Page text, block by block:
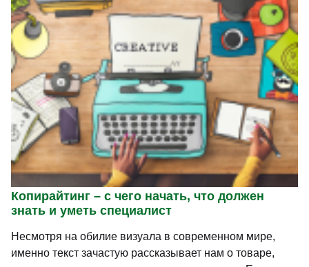
Копирайтинг – с чего начать, что должен
знать и уметь специалист
Несмотря на обилие визуала в современном мире,
именно текст зачастую рассказывает нам о товаре,